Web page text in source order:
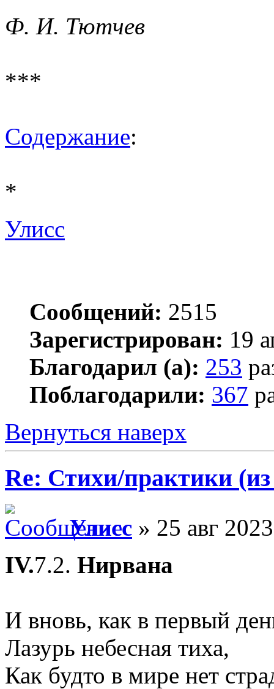
Ф. И. Тютчев
***
Содержание:
*
Улисс
Сообщений: 2515
Зарегистрирован: 19
Благодарил (а): 253
Поблагодарили: 367
Вернуться наверх
Re: Стихи/практики
Улисс » 25 авг
IV.7.2. Нирвана
И вновь, как в первый
Лазурь небесная тиха,
Как будто в мире нет